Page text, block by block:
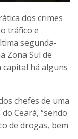
dos crimes
tráfico e
segunda-
Zona Sul de
capital há alguns
chefes de uma
Ceará, “sendo
de drogas, bem